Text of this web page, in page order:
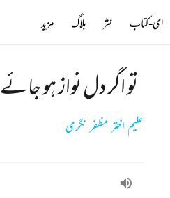
تو اگر دل نواز ہو جائے
علیم اختر مظفر نگری
ای-کتاب نثر بلاگ مزید